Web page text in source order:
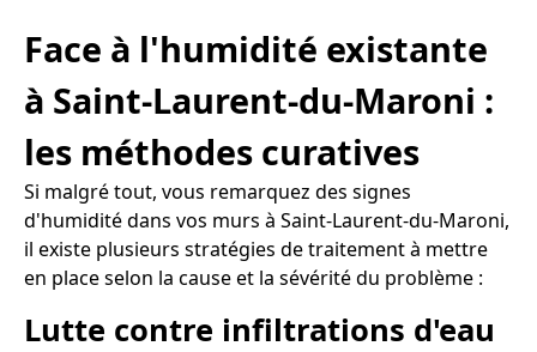
Face à l'humidité existante
à Saint-Laurent-du-Maroni :
les méthodes curatives
Si malgré tout, vous remarquez des signes
d'humidité dans vos murs à Saint-Laurent-du-Maroni,
il existe plusieurs stratégies de traitement à mettre
en place selon la cause et la sévérité du problème :
Lutte contre infiltrations d'eau